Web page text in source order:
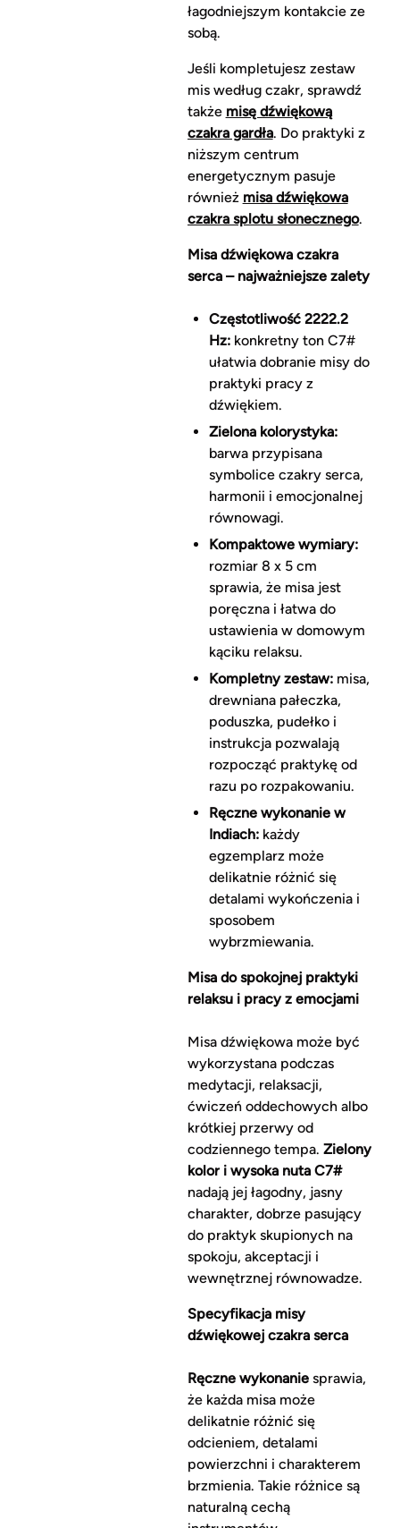
łagodniejszym kontakcie ze
sobą.
Jeśli kompletujesz zestaw
mis według czakr, sprawdź
także misę dźwiękową
czakra gardła. Do praktyki z
niższym centrum
energetycznym pasuje
również misa dźwiękowa
czakra splotu słonecznego.
Misa dźwiękowa czakra
serca – najważniejsze zalety
Częstotliwość 2222.2
Hz:konkretny ton C7#
ułatwia dobranie misy do
praktyki pracy z
dźwiękiem.
Zielona kolorystyka:
barwa przypisana
symbolice czakry serca,
harmonii i emocjonalnej
równowagi.
Kompaktowe wymiary:
rozmiar 8 x 5 cm
sprawia, że misa jest
poręczna i łatwa do
ustawienia w domowym
kąciku relaksu.
Kompletny zestaw:misa,
drewniana pałeczka,
poduszka, pudełko i
instrukcja pozwalają
rozpocząć praktykę od
razu po rozpakowaniu.
Ręczne wykonanie w
Indiach:każdy
egzemplarz może
delikatnie różnić się
detalami wykończenia i
sposobem
wybrzmiewania.
Misa do spokojnej praktyki
relaksu i pracy z emocjami
Misa dźwiękowa może być
wykorzystana podczas
medytacji, relaksacji,
ćwiczeń oddechowych albo
krótkiej przerwy od
codziennego tempa. Zielony
kolor i wysoka nuta C7#
nadają jej łagodny, jasny
charakter, dobrze pasujący
do praktyk skupionych na
spokoju, akceptacji i
wewnętrznej równowadze.
Specyfikacja misy
dźwiękowej czakra serca
Ręczne wykonaniesprawia,
że każda misa może
delikatnie różnić się
odcieniem, detalami
powierzchni i charakterem
brzmienia. Takie różnice są
naturalną cechą